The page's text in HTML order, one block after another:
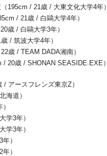
195cm / 21歳 / 大東文化大学4年）
/ 21歳 / 白鷗大学4年）
歳 / 白鷗大学3年）
/ 筑波大学4年）
歳 / TEAM DADA湘南）
20歳 / SHONAN SEASIDE.EXE）
アースフレンズ東京Z）
海道）
学3年）
学3年）
）
）